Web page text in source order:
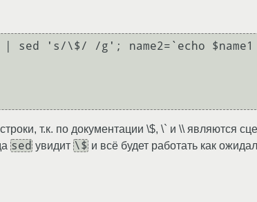
| sed 's/\$/ /g'; name2=`echo
т.к. по документации \$, \` и \\ являются
sed увидит \$ и всё будет работать как